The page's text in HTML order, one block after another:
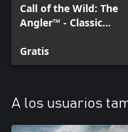
Call of the Wild: The
Angler™ - Classic
Gratis
A los usuarios